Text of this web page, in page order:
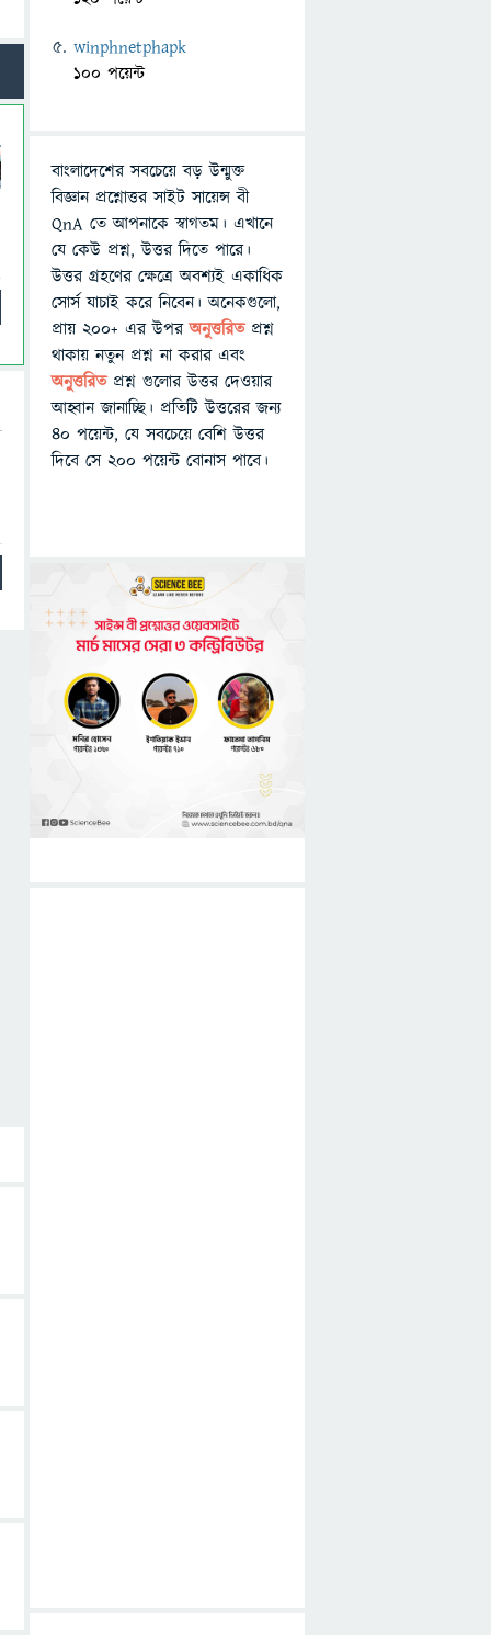
winphnetphapk
100 পয়েন্ট
বাংলাদেশের সবচেয়ে বড় উন্মুক্ত
বিজ্ঞান প্রশ্নোত্তর সাইট সায়েন্স বী
QnA তে আপনাকে স্বাগতম। এখানে
যে কেউ প্রশ্ন, উত্তর দিতে পারে।
উত্তর গ্রহণের ক্ষেত্রে অবশ্যই একাধিক
সোর্স যাচাই করে নিবেন। অনেকগুলো,
প্রায় ২০০+ এর উপরঅনুত্তরিতপ্রশ্ন
থাকায় নতুন প্রশ্ন না করার এবং
অনুত্তরিত প্রশ্ন গুলোর উত্তর দেওয়ার
আহ্বান জানাচ্ছি। প্রতিটি উত্তরের জন্য
৪০ পয়েন্ট, যে সবচেয়ে বেশি উত্তর
দিবে সে ২০০ পয়েন্ট বোনাস পাবে।